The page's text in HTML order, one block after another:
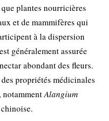
plantes nourricières
et de mammifères qui
à la dispersion
généralement assurée
abondant des fleurs.
propriétés médicinales
notammentAlangium